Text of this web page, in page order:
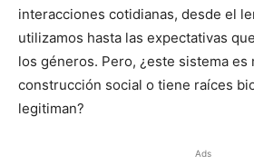
interacciones cotidianas, desde el
utilizamos hasta las expectativas
los géneros. Pero, ¿este sistema es
construcción social o tiene raíces
legitiman?
Ads